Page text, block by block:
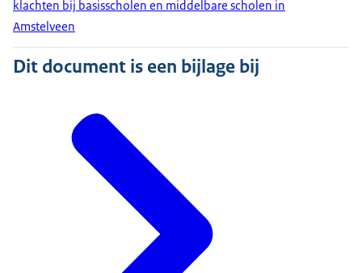
klachten bij basisscholen en middelbare scholen in
Amstelveen
Dit document is een bijlage bij